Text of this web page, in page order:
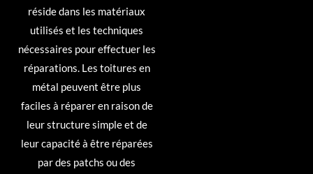
réside dans les matériaux
utilisés et les techniques
nécessaires pour effectuer les
réparations. Les toitures en
métal peuvent être plus
faciles à réparer en raison de
leur structure simple et de
leur capacité à être réparées
par des patchs ou des